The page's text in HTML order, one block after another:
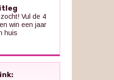
Vul de 4
win een jaar
huis